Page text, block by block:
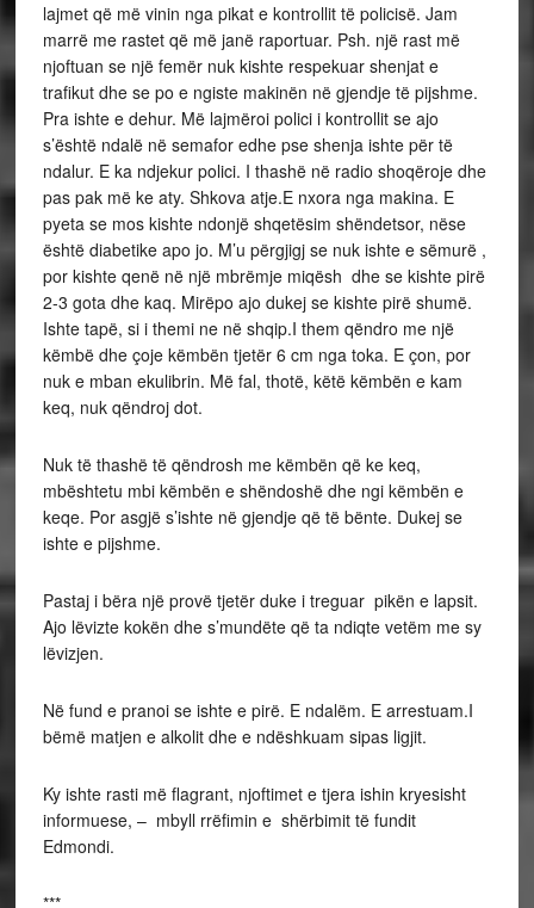
lajmet që më vinin nga pikat e kontrollit të policisë. Jam
marrë me rastet që më janë raportuar. Psh. një rast më
njoftuan se një femër nuk kishte respekuar shenjat e
trafikut dhe se po e ngiste makinën në gjendje të pijshme.
Pra ishte e dehur. Më lajmëroi polici i kontrollit se ajo
s’është ndalë në semafor edhe pse shenja ishte për të
ndalur. E ka ndjekur polici. I thashë në radio shoqëroje dhe
pas pak më ke aty. Shkova atje.E nxora nga makina. E
pyeta se mos kishte ndonjë shqetësim shëndetsor, nëse
është diabetike apo jo. M’u përgjigj se nuk ishte e sëmurë ,
por kishte qenë në një mbrëmje miqësh dhe se kishte pirë
2-3 gota dhe kaq. Mirëpo ajo dukej se kishte pirë shumë.
Ishte tapë, si i themi ne në shqip.I them qëndro me një
këmbë dhe çoje këmbën tjetër 6 cm nga toka. E çon, por
nuk e mban ekulibrin. Më fal, thotë, këtë këmbën e kam
keq, nuk qëndroj dot.
Nuk të thashë të qëndrosh me këmbën që ke keq,
mbështetu mbi këmbën e shëndoshë dhe ngi këmbën e
keqe. Por asgjë s’ishte në gjendje që të bënte. Dukej se
ishte e pijshme.
Pastaj i bëra një provë tjetër duke i treguar pikën e lapsit.
Ajo lëvizte kokën dhe s’mundëte që ta ndiqte vetëm me sy
lëvizjen.
Në fund e pranoi se ishte e pirë. E ndalëm. E arrestuam.I
bëmë matjen e alkolit dhe e ndëshkuam sipas ligjit.
Ky ishte rasti më flagrant, njoftimet e tjera ishin kryesisht
informuese, – mbyll rrëfimin e shërbimit të fundit
Edmondi.
***